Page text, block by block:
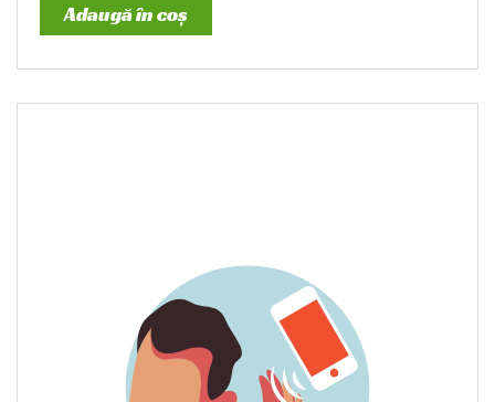
Adaugă în coș